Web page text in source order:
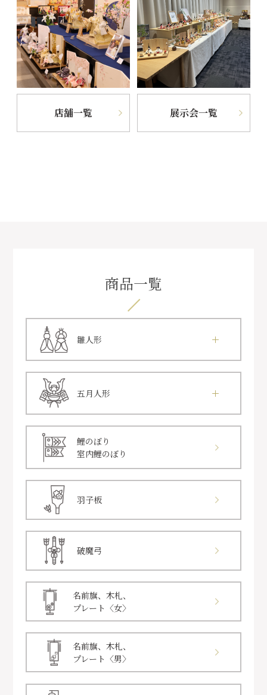
店舗一覧 展示会一覧
商品一覧
雛人形
五月人形
鯉のぼり
室内鯉のぼり
羽子板
破魔弓
名前旗、木札、
プレート〈女〉
名前旗、木札、
プレート〈男〉